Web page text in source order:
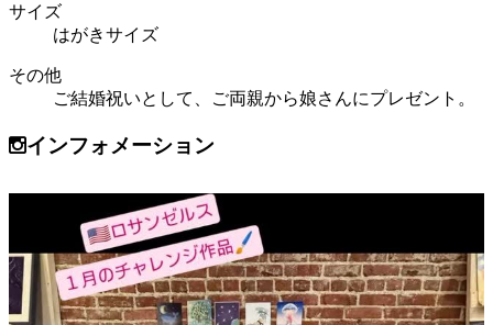
サイズ
はがきサイズ
その他
ご結婚祝いとして、ご両親から娘さんにプレゼント。
インフォメーション